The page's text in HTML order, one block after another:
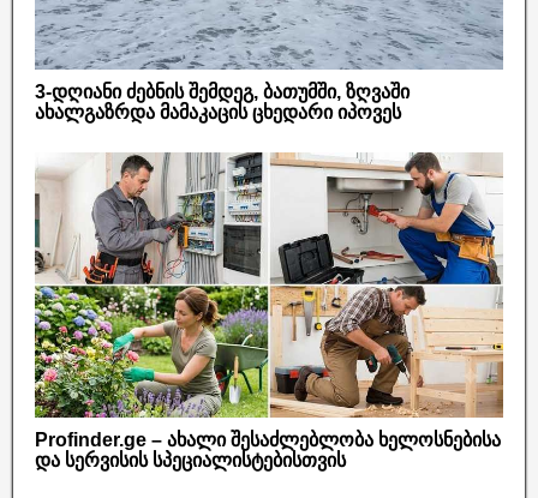
3-დღიანი ძებნის შემდეგ, ბათუმში, ზღვაში
ახალგაზრდა მამაკაცის ცხედარი იპოვეს
Profinder.ge – ახალი შესაძლებლობა ხელოსნებისა
და სერვისის სპეციალისტებისთვის